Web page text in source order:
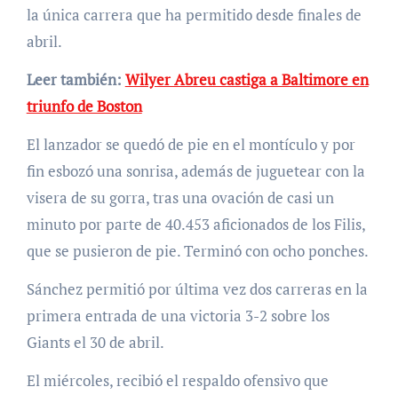
la única carrera que ha permitido desde finales de
abril.
Leer también: Wilyer Abreu castiga a Baltimore en
triunfo de Boston
El lanzador se quedó de pie en el montículo y por
fin esbozó una sonrisa, además de juguetear con la
visera de su gorra, tras una ovación de casi un
minuto por parte de 40.453 aficionados de los Filis,
que se pusieron de pie. Terminó con ocho ponches.
Sánchez permitió por última vez dos carreras en la
primera entrada de una victoria 3-2 sobre los
Giants el 30 de abril.
El miércoles, recibió el respaldo ofensivo que